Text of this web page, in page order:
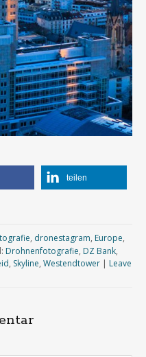
teilen
, dronestagram, Europe,
Drohnenfotografie, DZ Bank,
, Skyline, Westendtower | Leave